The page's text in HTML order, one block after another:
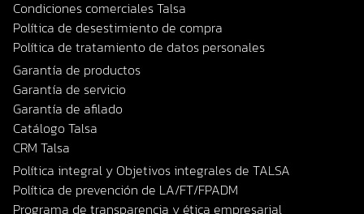
Condiciones comerciales Talsa
Política de desestimiento de compra
Política de tratamiento de datos personales
Garantía de productos
Garantía de servicio
Garantía de afilado
Catálogo Talsa
CRM Talsa
Política integral y Objetivos integrales de TALSA
Política de prevención de LA/FT/FPADM
Programa de transparencia y ética empresarial